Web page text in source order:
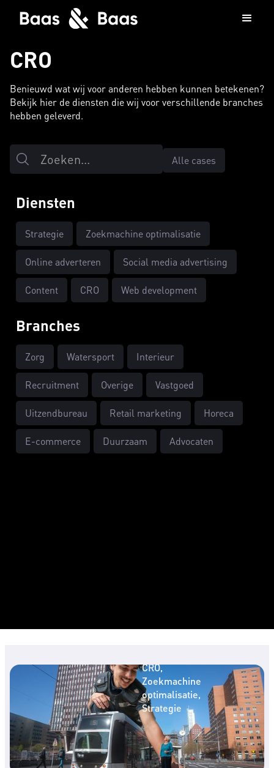
CRO
Benieuwd wat wij voor anderen hebben kunnen betekenen?
Bekijk hier de diensten die wij voor verschillende branches
hebben geleverd.
Alle cases
Diensten
Strategie Zoekmachine optimalisatie
Online adverteren Social media advertising
Content CRO Web development
Branches
Zorg Watersport Interieur
Recruitment Overige Vastgoed
Uitzendbureau Retail marketing Horeca
E-commerce Duurzaam Advocaten
advertising
CRO
Zoekmachine
optimalisatie
Strategie